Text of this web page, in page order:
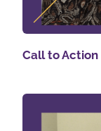
Call to Action